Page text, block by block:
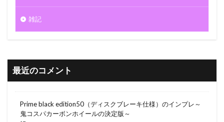
雑記
最近のコメント
Prime black edition50（ディスクブレーキ仕様）のインプレ～
鬼コスパカーボンホイールの決定版～